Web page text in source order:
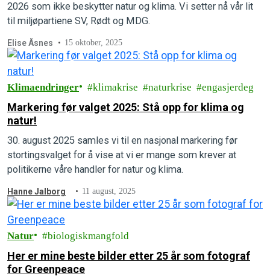
2026 som ikke beskytter natur og klima. Vi setter nå vår lit
til miljøpartiene SV, Rødt og MDG.
Elise Åsnes 15 oktober, 2025
Klimaendringer klimakrise naturkrise engasjerdeg
Markering før valget 2025: Stå opp for klima og
natur!
30. august 2025 samles vi til en nasjonal markering før
stortingsvalget for å vise at vi er mange som krever at
politikerne våre handler for natur og klima.
Hanne Jalborg 11 august, 2025
Natur biologiskmangfold
Her er mine beste bilder etter 25 år som fotograf
for Greenpeace